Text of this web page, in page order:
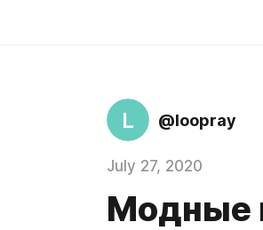
L @loopray
July 27, 2020
Модные